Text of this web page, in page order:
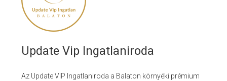
Update Vip Ingatlaniroda
Az Update VIP Ingatlaniroda a Balaton környéki prémium